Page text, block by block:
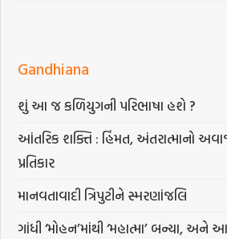
Gandhiana
શું આ જ કળિયુગની પરિભાષા હશે ?
આંતરિક શક્તિ : હિંમત, અંતરાત્માનો
પ્રતિકાર
માનવતાવાદી ત્રિપુટીને સ્મરણાંજલિ
ગાંધી ‘મોહન’માંથી ‘મહાત્મા’ બન્યા, અને